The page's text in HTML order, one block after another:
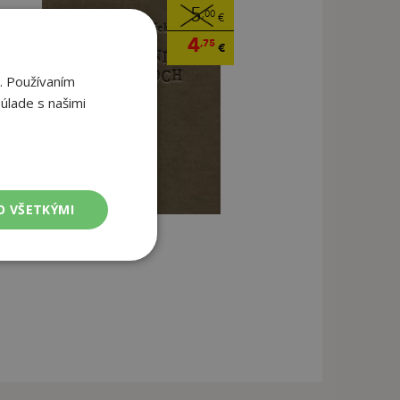
5,00€
4,75€
s našimi
VŠETKÝMI